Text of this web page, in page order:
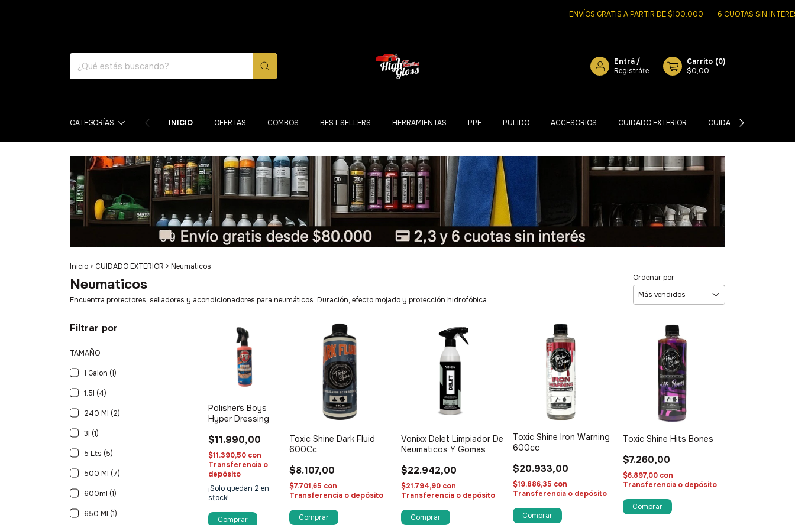
ENVÍOS GRATIS A PARTIR DE $100.000 6 CUOTAS SIN INTERES
Entrá /
Registráte
Carrito (0)
$0,00
CATEGORÍAS INICIO OFERTAS COMBOS BEST SELLERS HERRAMIENTAS PPF PULIDO ACCESORIOS CUIDADO EXTERIOR CUIDADO INTERIOR
Inicio > CUIDADO EXTERIOR > Neumaticos
Neumaticos
Encuentra protectores, selladores y acondicionadores para neumáticos. Duración, efecto mojado y protección hidrofóbica
Ordenar por
Filtrar por
TAMAÑO
1 Galon (1)
1.5l (4)
240 Ml (2)
3l (1)
5 Lts (5)
500 Ml (7)
600ml (1)
650 Ml (1)
Polisher´s Boys
Hyper Dressing
$11.990,00
$11.390,50 con
Transferencia o
depósito
¡Solo quedan 2 en
stock!
Comprar
Toxic Shine Dark Fluid
600Cc
$8.107,00
$7.701,65 con
Transferencia o depósito
Vonixx Delet Limpiador De
Neumaticos Y Gomas
$22.942,00
$21.794,90 con
Transferencia o depósito
Comprar
Toxic Shine Iron Warning
600cc
$20.933,00
$19.886,35 con
Transferencia o depósito
Toxic Shine Hits Bones
$7.260,00
$6.897,00 con
Transferencia o depósito
Comprar